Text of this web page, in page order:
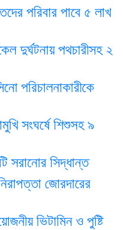
পরিবার পাবে ৫ লাখ
দুর্ঘটনায় পথচারীসহ ২
পরিচালনাকারীকে
সংঘর্ষে শিশুসহ ৯
সরানোর সিদ্ধান্ত
জোরদারের
ভিটামিন ও পুষ্টি